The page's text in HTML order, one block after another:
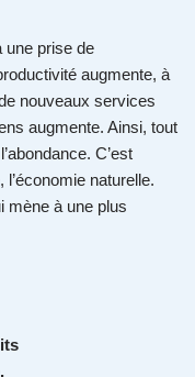
une prise de
augmente, à
nouveaux services
augmente. Ainsi, tout
C’est
l’économie naturelle.
mène à une plus